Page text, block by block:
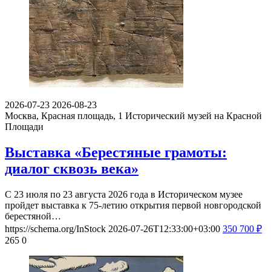
2026-07-23 2026-08-23
Москва, Красная площадь, 1 Исторический музей на Красной
Площади
Выставка «Берестяные грамоты:
диалог сквозь века»
С 23 июля по 23 августа 2026 года в Историческом музее
пройдет выставка к 75-летию открытия первой новгородской
берестяной…
https://schema.org/InStock 2026-07-26T12:33:00+03:00 350 700 ₽
265 0